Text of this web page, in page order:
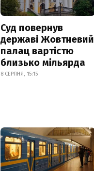
Суд повернув
державі Жовтневий
палац вартістю
близько мільярда
8 СЕРПНЯ, 15:15